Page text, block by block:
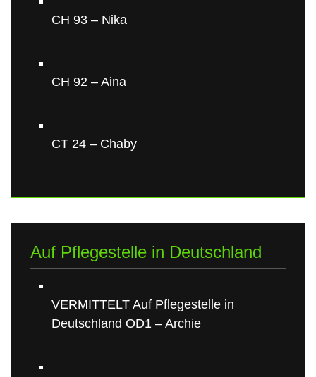
CH 93 – Nika
CH 92 – Aina
CT 24 – Chaby
Auf Pflegestelle in Deutschland
VERMITTELT Auf Pflegestelle in
Deutschland OD1 – Archie